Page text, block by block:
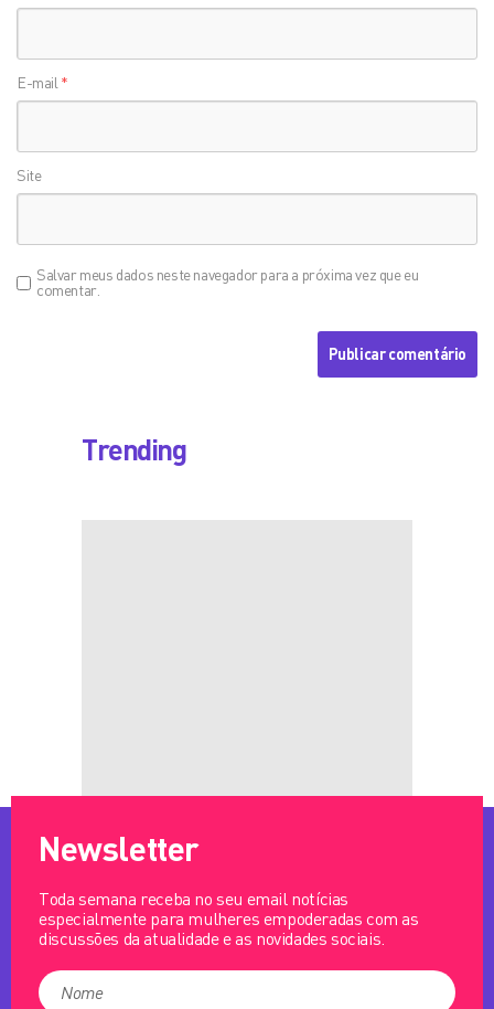
E-mail *
Site
Salvar meus dados neste navegador para a próxima vez que eu
comentar.
Trending
Newsletter
Toda semana receba no seu email notícias
especialmente para mulheres empoderadas com as
discussões da atualidade e as novidades sociais.